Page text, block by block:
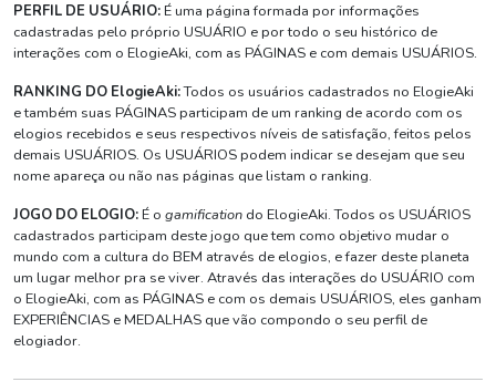
PERFIL DE USUÁRIO:É uma página formada por informações
cadastradas pelo próprio USUÁRIO e por todo o seu histórico de
interações com o ElogieAki, com as PÁGINAS e com demais USUÁRIOS.
RANKING DO ElogieAki:Todos os usuários cadastrados no ElogieAki
e também suas PÁGINAS participam de um ranking de acordo com os
elogios recebidos e seus respectivos níveis de satisfação, feitos pelos
demais USUÁRIOS. Os USUÁRIOS podem indicar se desejam que seu
nome apareça ou não nas páginas que listam o ranking.
JOGO DO ELOGIO:É o gamification do ElogieAki. Todos os USUÁRIOS
cadastrados participam deste jogo que tem como objetivo mudar o
mundo com a cultura do BEM através de elogios, e fazer deste planeta
um lugar melhor pra se viver. Através das interações do USUÁRIO com
o ElogieAki, com as PÁGINAS e com os demais USUÁRIOS, eles ganham
EXPERIÊNCIAS e MEDALHAS que vão compondo o seu perfil de
elogiador.